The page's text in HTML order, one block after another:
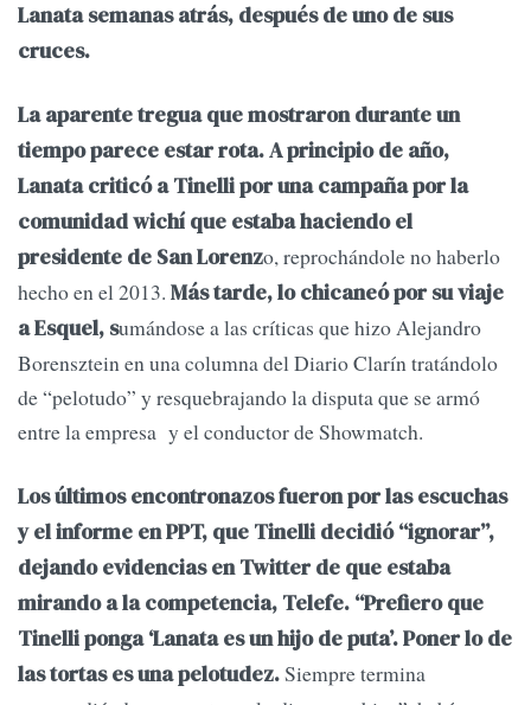
Lanata semanas atrás, después de uno de sus
cruces.
La aparente tregua que mostraron durante un
tiempo parece estar rota. A principio de año,
Lanata criticó a Tinelli por una campaña por la
comunidad wichí que estaba haciendo el
presidente de San Lorenzo, reprochándole no haberlo
hecho en el 2013. Más tarde, lo chicaneó por su viaje
a Esquel, sumándose a las críticas que hizo Alejandro
Borensztein en una columna del Diario Clarín tratándolo
de “pelotudo” y resquebrajando la disputa que se armó
entre la empresa y el conductor de Showmatch.
Los últimos encontronazos fueron por las escuchas
y el informe en PPT, que Tinelli decidió “ignorar”,
dejando evidencias en Twitter de que estaba
mirando a la competencia, Telefe. “Prefiero que
Tinelli ponga ‘Lanata es un hijo de puta’. Poner lo de
las tortas es una pelotudez.Siempre termina